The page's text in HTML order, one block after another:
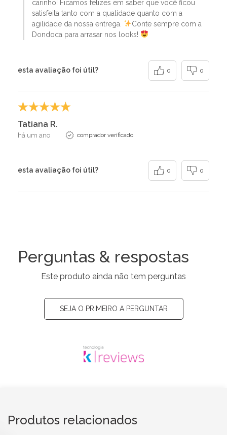
carinho! Ficamos felizes em saber que você ficou
satisfeita tanto com a qualidade quanto com a
agilidade da nossa entrega.
Conte sempre com a
Dondoca para arrasar nos looks!
esta avaliação foi útil? 0 0
Tatiana R.
há um ano comprador verificado
esta avaliação foi útil? 0 0
Perguntas & respostas
Este produto ainda não tem perguntas
SEJA O PRIMEIRO A PERGUNTAR
Produtos relacionados